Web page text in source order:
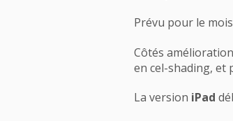
Prévu pour le
Côtés
en cel-shading, et
La version iPad